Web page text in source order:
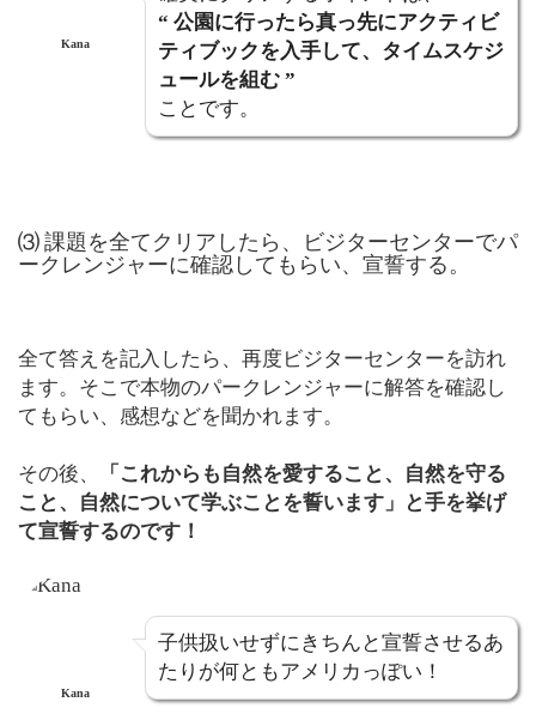
Kana
“ 公園に行ったら真っ先にアクティビ
ティブックを入手して、タイムスケジ
ュールを組む ”
ことです。
⑶ 課題を全てクリアしたら、ビジターセンターでパ
ークレンジャーに確認してもらい、宣誓する。
全て答えを記入したら、再度ビジターセンターを訪れ
ます。そこで本物のパークレンジャーに解答を確認し
てもらい、感想などを聞かれます。
その後、
「これからも自然を愛すること、自然を守る
こと、自然について学ぶことを誓います」と手を挙げ
て宣誓するのです！
Kana
子供扱いせずにきちんと宣誓させるあ
たりが何ともアメリカっぽい！